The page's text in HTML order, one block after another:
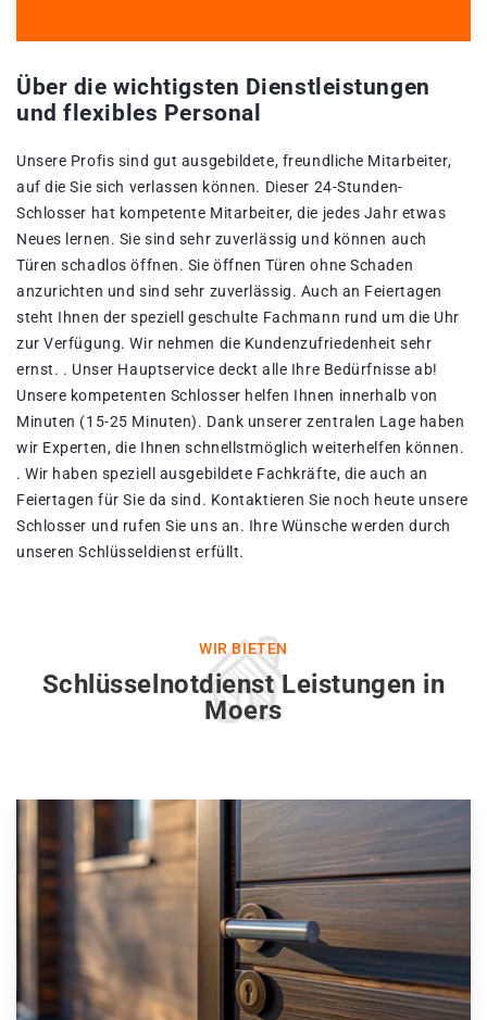
Über die wichtigsten Dienstleistungen
und flexibles Personal
Unsere Profis sind gut ausgebildete, freundliche Mitarbeiter,
auf die Sie sich verlassen können. Dieser 24-Stunden-
Schlosser hat kompetente Mitarbeiter, die jedes Jahr etwas
Neues lernen. Sie sind sehr zuverlässig und können auch
Türen schadlos öffnen. Sie öffnen Türen ohne Schaden
anzurichten und sind sehr zuverlässig. Auch an Feiertagen
steht Ihnen der speziell geschulte Fachmann rund um die Uhr
zur Verfügung. Wir nehmen die Kundenzufriedenheit sehr
ernst. . Unser Hauptservice deckt alle Ihre Bedürfnisse ab!
Unsere kompetenten Schlosser helfen Ihnen innerhalb von
Minuten (15-25 Minuten). Dank unserer zentralen Lage haben
wir Experten, die Ihnen schnellstmöglich weiterhelfen können.
. Wir haben speziell ausgebildete Fachkräfte, die auch an
Feiertagen für Sie da sind. Kontaktieren Sie noch heute unsere
Schlosser und rufen Sie uns an. Ihre Wünsche werden durch
unseren Schlüsseldienst erfüllt.
WIR BIETEN
Schlüsselnotdienst Leistungen in
Moers